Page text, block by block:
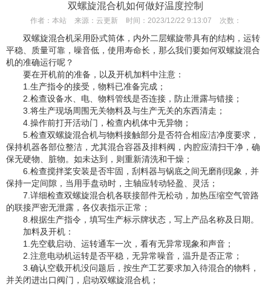
双螺旋混合机如何做好温度控制
作者： 本站 来源： 云更新 时间： 2023/12/22 9:13:07 次数：
双螺旋混合机采用卧式筒体，内外二层螺旋带具有的结构，运转
平稳、质量可靠，噪音低，使用寿命长，那么我们要如何双螺旋混合
机的准确运行呢？
要在开机前的准备，以及开机加料中注意：
1.生产指令的接受，物料已准备完成；
2.检查设备水、电、物料管线是否连接，防止泄露与错接；
3.将生产现场周围无关物料及与生产无关的东西清走；
4.操作前打开活动门，检查内机体中无异物；
5.检查双螺旋混合机与物料接触部分是否符合相应洁净度要求，
保持机器各部位整洁，尤其混合容器及排料阀，内腔应清扫干净，确
保无硬物、脏物。如未达到，则重新清洗和干燥；
6.检查搅拌桨安装是否牢固，刮料器与锅底之间无磨削现象，并
保持一定间隙，当用手盘动时，主轴应转动轻盈、灵活；
7.详细检查双螺旋混合机各联接部件无松动，加热压缩空气管路
的联接严密无泄露，各仪表指示正常；
8.根据生产指令，填写生产标示牌状态，写上产品名称及日期。
加料及开机：
1.先空载启动、运转通车一次，看有无异常现象和声音；
2.注意电动机运转是否平稳，无异常噪音，温升是否正常；
3.确认空载开机没问题后，按生产工艺要求加入待混合的物料，
并关闭进出口阀门，启动双螺旋混合机；